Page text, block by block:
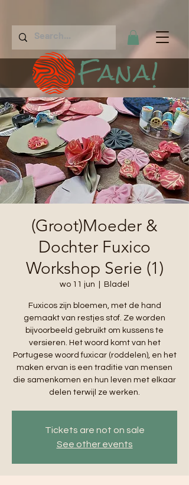
Fana!
(Groot)Moeder &
Dochter Fuxico
Workshop Serie (1)
wo 11 jun Bladel
Fuxicos zijn bloemen, met de hand
gemaakt van restjes stof. Ze worden
bijvoorbeeld gebruikt om kussens te
versieren. Het woord komt van het
Portugese woord fuxicar (roddelen), en het
maken ervan is een traditie van mensen
die samenkomen en hun leven met elkaar
delen terwijl ze werken.
Tickets are not on sale
See other events